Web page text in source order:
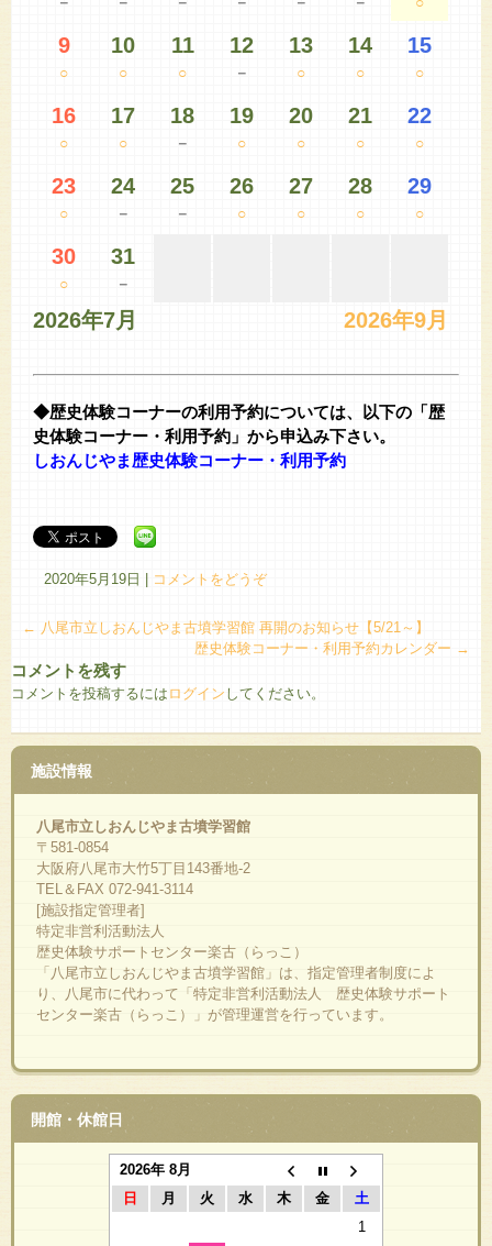
9
○
10
○
11
○
12
－
13
○
14
○
15
○
16
○
17
○
18
－
19
○
20
○
21
○
22
○
23
○
24
－
25
－
26
○
27
○
28
○
29
○
30
○
31
－
2026年7月 2026年9月
◆歴史体験コーナーの利用予約については、以下の「歴
史体験コーナー・利用予約」から申込み下さい。
しおんじやま歴史体験コーナー・利用予約
2020年5月19日 コメントをどうぞ
← 八尾市立しおんじやま古墳学習館 再開のお知らせ【5/21～】
歴史体験コーナー・利用予約カレンダー →
コメントを残す
コメントを投稿するには ログイン してください。
施設情報
八尾市立しおんじやま古墳学習館
〒581-0854
大阪府八尾市大竹5丁目143番地-2
TEL＆FAX 072-941-3114
[施設指定管理者]
特定非営利活動法人
歴史体験サポートセンター楽古（らっこ）
「八尾市立しおんじやま古墳学習館」は、指定管理者制度によ
り、八尾市に代わって「特定非営利活動法人 歴史体験サポート
センター楽古（らっこ）」が管理運営を行っています。
開館・休館日
2026年 8月
日
月 火 水 木 金
土
1